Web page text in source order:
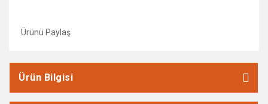
Ürünü Paylaş
Ürün Bilgisi